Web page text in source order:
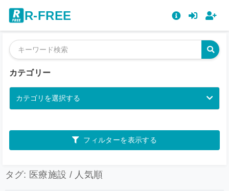
R-FREE
カテゴリー
カテゴリを選択する
フィルターを表示する
タグ: 医療施設 / 人気順